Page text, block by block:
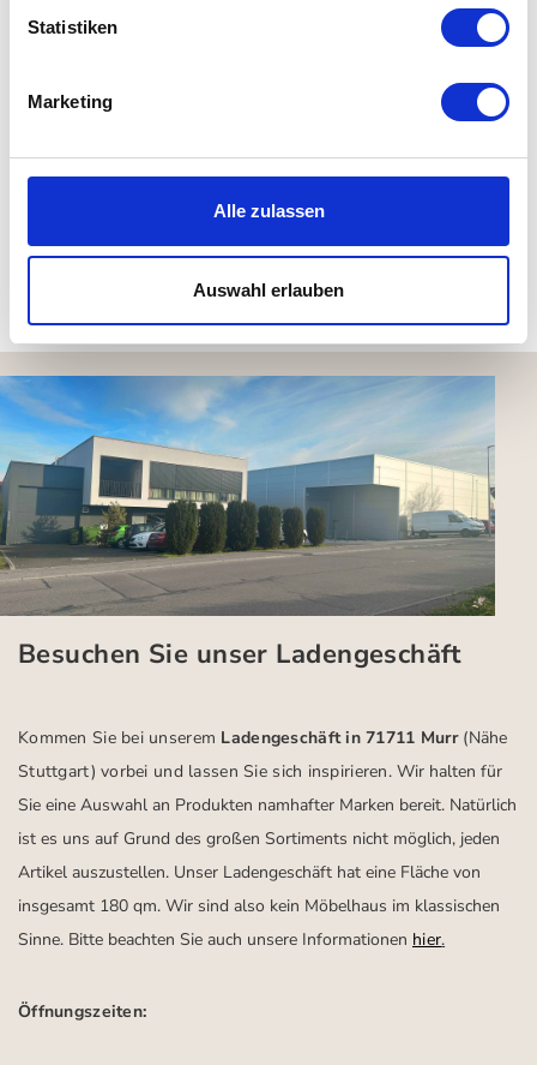
Statistiken
Marketing
Alle zulassen
Auswahl erlauben
Das Produktsortiment von wb form
Das Produktsortiment von wb form umfasst eine breite
Palette an Möbeln und Accessoires, die sowohl klassische
als auch moderne Designs abdecken. Zu den
bekanntesten Produkten gehören:
Besuchen Sie unser Ladengeschäft
Kommen Sie bei unserem Ladengeschäft in 71711 Murr (Nähe
Stuttgart) vorbei und lassen Sie sich inspirieren.Wir halten für
Sie eine Auswahl an Produkten namhafter Marken bereit. Natürlich
ist es uns auf Grund des großen Sortiments nicht möglich, jeden
Artikel auszustellen. Unser Ladengeschäft hat eine Fläche von
insgesamt 180 qm. Wir sind also kein Möbelhaus im klassischen
Sinne. Bitte beachten Sie auch unsere Informationen hier.
Öffnungszeiten: